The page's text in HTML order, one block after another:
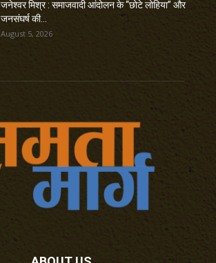
जनेश्वर मिश्र : समाजवादी आंदोलन के “छोटे लोहिया” और
जनसंघर्ष की...
August 5, 2026